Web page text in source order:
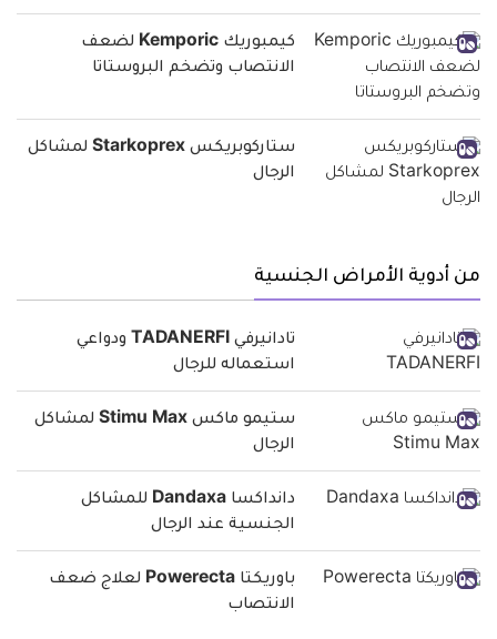
كيمبوريك Kemporic لضعف
الانتصاب وتضخم البروستاتا
ستاركوبريكس Starkoprex لمشاكل
الرجال
من أدوية الأمراض الجنسية
تادانيرفي TADANERFI ودواعي
استعماله للرجال
ستيمو ماكس Stimu Max لمشاكل
الرجال
دانداكسا Dandaxa للمشاكل
الجنسية عند الرجال
باوريكتا Powerecta لعلاج ضعف
الانتصاب